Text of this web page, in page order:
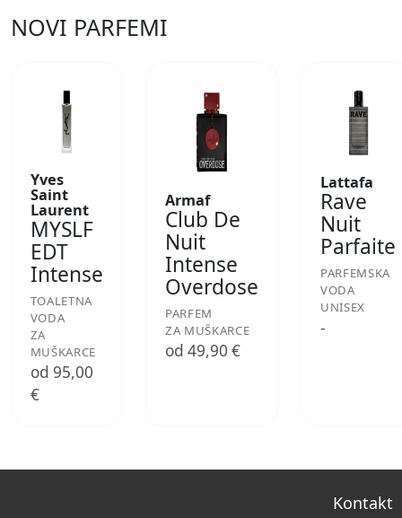
NOVI PARFEMI
Yves
Saint
Laurent
MYSLF
EDT
Intense
TOALETNA
VODA
ZA
MUŠKARCE
od 95,00
€
Armaf
Club De
Nuit
Intense
Overdose
PARFEM
ZA MUŠKARCE
od 49,90 €
Lattafa
Rave
Nuit
Parfaite
PARFEMSKA
VODA
UNISEX
-
Kontakt